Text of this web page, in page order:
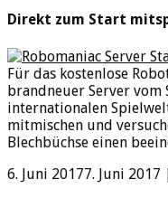
Direkt zum Start
Für das kostenlose
brandneuer Server vom
internationalen
mitmischen und
Blechbüchse einen
6. Juni 20177. Juni 2017